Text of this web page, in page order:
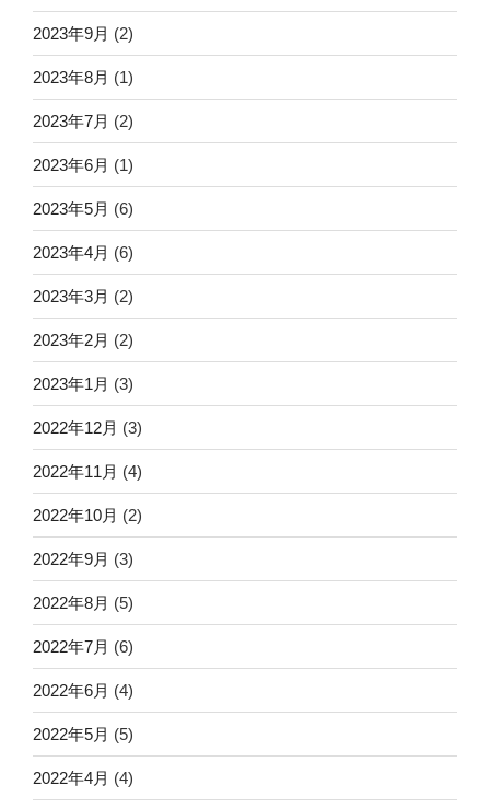
2023年9月 (2)
2023年8月 (1)
2023年7月 (2)
2023年6月 (1)
2023年5月 (6)
2023年4月 (6)
2023年3月 (2)
2023年2月 (2)
2023年1月 (3)
2022年12月 (3)
2022年11月 (4)
2022年10月 (2)
2022年9月 (3)
2022年8月 (5)
2022年7月 (6)
2022年6月 (4)
2022年5月 (5)
2022年4月 (4)